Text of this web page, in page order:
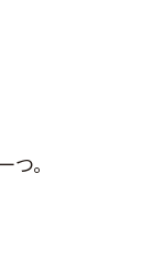
。